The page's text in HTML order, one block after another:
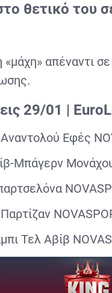
θετικό του
«μάχη» απέναντι
29/01 |
Εφές
Μπάγερν
Τελ Αβίβ